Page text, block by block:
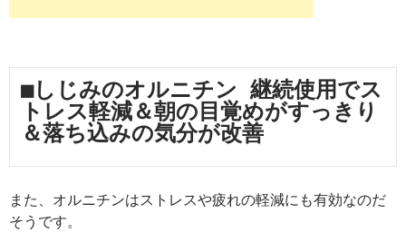
■しじみのオルニチン 継続使用でス
トレス軽減＆朝の目覚めがすっきり
＆落ち込みの気分が改善
また、オルニチンはストレスや疲れの軽減にも有効なのだ
そうです。